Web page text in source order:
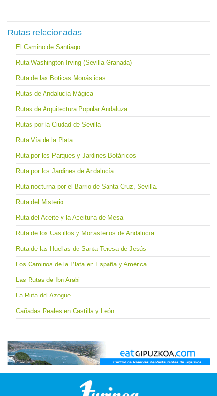
Rutas relacionadas
El Camino de Santiago
Ruta Washington Irving (Sevilla-Granada)
Ruta de las Boticas Monásticas
Rutas de Andalucía Mágica
Rutas de Arquitectura Popular Andaluza
Rutas por la Ciudad de Sevilla
Ruta Vía de la Plata
Ruta por los Parques y Jardines Botánicos
Ruta por los Jardines de Andalucía
Ruta nocturna por el Barrio de Santa Cruz, Sevilla.
Ruta del Misterio
Ruta del Aceite y la Aceituna de Mesa
Ruta de los Castillos y Monasterios de Andalucía
Ruta de las Huellas de Santa Teresa de Jesús
Los Caminos de la Plata en España y América
Las Rutas de Ibn Arabi
La Ruta del Azogue
Cañadas Reales en Castilla y León